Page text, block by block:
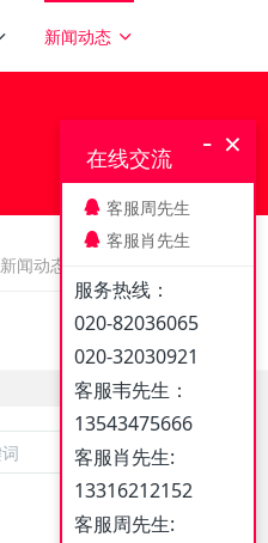
新闻动态
新闻动态
×
-
在线交流
客服周先生
客服肖先生
服务热线：
020-82036065
020-32030921
客服韦先生：
13543475666
客服肖先生:
13316212152
客服周先生: